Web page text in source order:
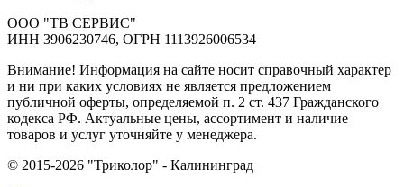
ООО "ТВ СЕРВИС"
ИНН 3906230746, ОГРН 1113926006534
Внимание! Информация на сайте носит справочный характер
и ни при каких условиях не является предложением
публичной оферты, определяемой п. 2 ст. 437 Гражданского
кодекса РФ. Актуальные цены, ассортимент и наличие
товаров и услуг уточняйте у менеджера.
© 2015-2026 "Триколор" - Калининград